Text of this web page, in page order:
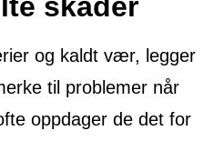
og kaldt vær, legger
til problemer når
oppdager de det for